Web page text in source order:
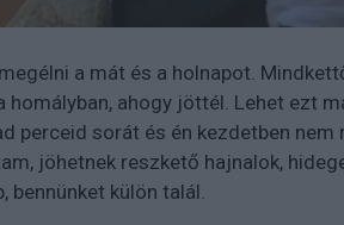
a mát és a holnapot.
homályban, ahogy jöttél. Lehet ezt
perceid sorát és én kezdetben
jöhetnek reszkető hajnalok,
bennünket külön talál.